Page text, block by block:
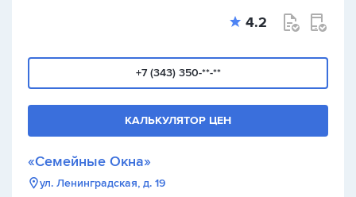
4.2
+7 (343) 350-**-**
КАЛЬКУЛЯТОР ЦЕН
«Семейные Окна»
ул. Ленинградская, д. 19